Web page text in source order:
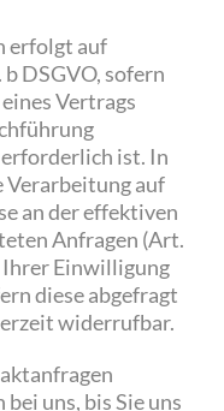
erfolgt auf
DSGVO, sofern
Vertrags
ist. In
Verarbeitung auf
an der effektiven
Anfragen (Art.
Ihrer Einwilligung
diese abgefragt
widerrufbar.
uns, bis Sie uns